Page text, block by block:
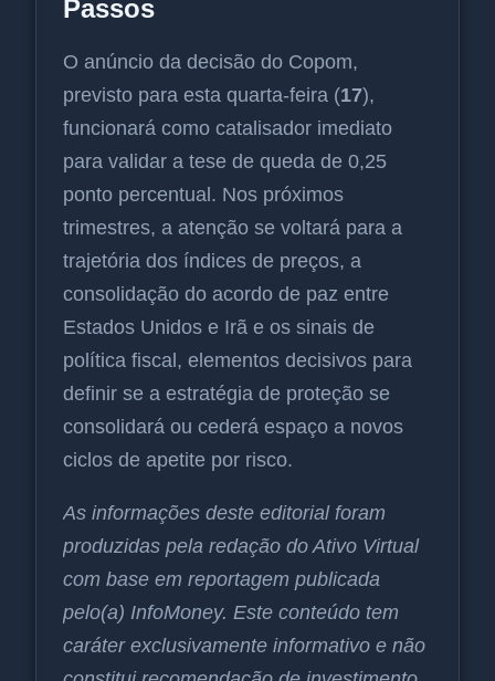
Passos
O anúncio da decisão do Copom,
previsto para esta quarta-feira (17),
funcionará como catalisador imediato
para validar a tese de queda de 0,25
ponto percentual. Nos próximos
trimestres, a atenção se voltará para a
trajetória dos índices de preços, a
consolidação do acordo de paz entre
Estados Unidos e Irã e os sinais de
política fiscal, elementos decisivos para
definir se a estratégia de proteção se
consolidará ou cederá espaço a novos
ciclos de apetite por risco.
As informações deste editorial foram
produzidas pela redação do Ativo Virtual
com base em reportagem publicada
pelo(a) InfoMoney. Este conteúdo tem
caráter exclusivamente informativo e não